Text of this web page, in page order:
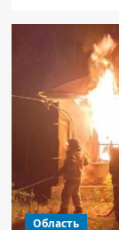
Область